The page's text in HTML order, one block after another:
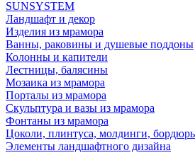
SUNSYSTEM
Ландшафт и декор
Изделия из мрамора
Ванны, раковины и душевые поддоны
Колонны и капители
Лестницы, балясины
Мозаика из мрамора
Порталы из мрамора
Скульптура и вазы из мрамора
Фонтаны из мрамора
Цоколи, плинтуса, молдинги,
Элементы ландшафтного дизайна